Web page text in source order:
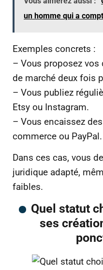
un homme qui a
Exemples concrets :
– Vous proposez
de marché deux fois
– Vous publiez
Etsy ou Instagram.
– Vous encaissez
commerce ou PayPal.
Dans ces cas, vous
juridique adapté,
faibles.
Quel statut
ses